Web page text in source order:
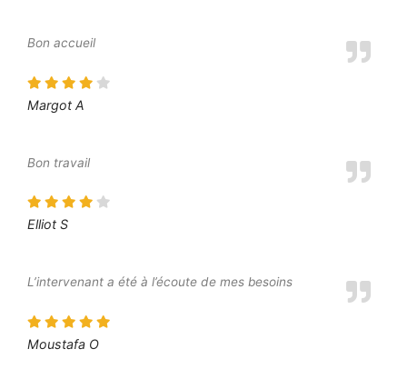
Bon accueil
Margot A
Bon travail
Elliot S
L’intervenant a été à l’écoute de mes besoins
Moustafa O